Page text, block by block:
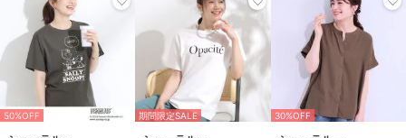
50%OFF 期間限定SALE 30%OFF